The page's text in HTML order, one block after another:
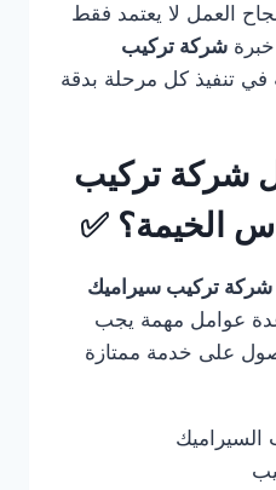
العمل لا يعتمد فقط
شركة تركيب
في تنفيذ كل مرحلة بدقة
شركة تركيب
الخيمة؟ ✅
شركة تركيب سيراميك
عوامل مهمة يجب
على خدمة ممتازة
السيراميك